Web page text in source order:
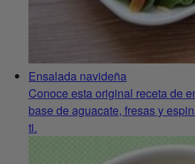
Ensalada navideña
Conoce esta original receta de
base de aguacate, fresas y
ti.